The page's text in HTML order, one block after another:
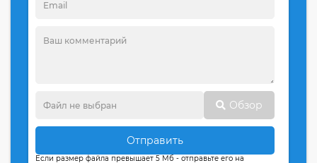
Обзор
Отправить
Если размер файла превышает 5 Мб - отправьте его на